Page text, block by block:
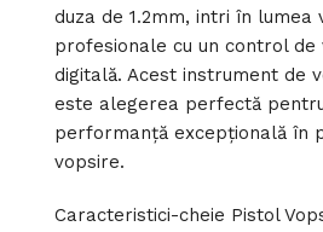
duza de 1.2mm, intri în lumea
profesionale cu un control de
digitală. Acest instrument de
este alegerea perfectă
performanță excepțională în
vopsire.
Caracteristici-cheie Pistol